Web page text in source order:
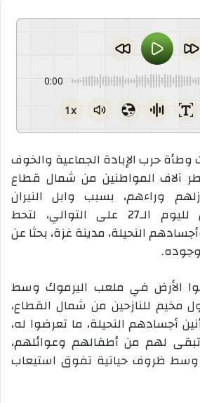
0:00
1x
حرب الإبادة الجماعية والخوف
آلاف المواطنين من شمال قطاع
وراءهم، بسبب وابل النيران
والقصف المتواصل لليوم الـ27 على التوالي، لتحط
النحيلة، مدينة غزة، بحثا عن
الأرض في ملعب اليرموك وسط
مخيم للنازحين من شمال القطاع،
أجسادهم النحيلة، ما تعرضوا له،
تبقى لهم من أطفالهم وعوائلهم،
وسط ظروف حياتية تفوق استيعاب